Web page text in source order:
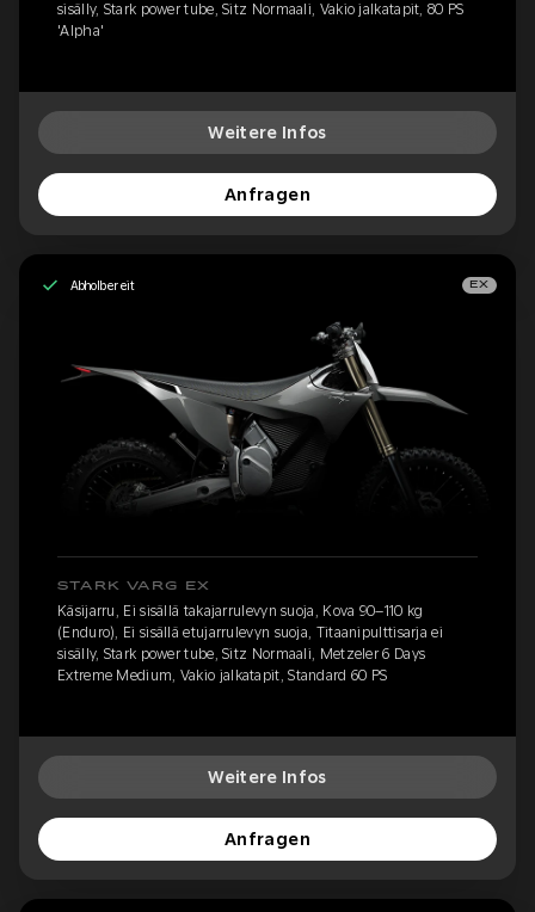
sisälly, Stark power tube, Sitz Normaali, Vakio jalkatapit, 80 PS
'Alpha'
Weitere Infos
Anfragen
Abholbereit EX
STARK VARG EX
Käsijarru, Ei sisällä takajarrulevyn suoja, Kova 90–110 kg
(Enduro), Ei sisällä etujarrulevyn suoja, Titaanipulttisarja ei
sisälly, Stark power tube, Sitz Normaali, Metzeler 6 Days
Extreme Medium, Vakio jalkatapit, Standard 60 PS
Weitere Infos
Anfragen